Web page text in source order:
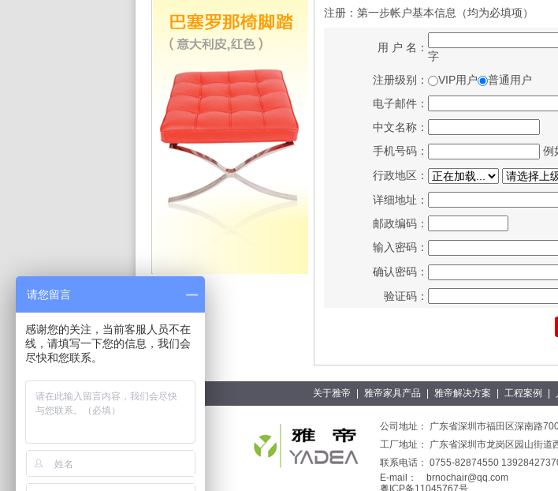
注册：第一步帐户基本信息（均为必填项）
用 户 名：
字
注册级别：
VIP用户
普通用户
电子邮件：
中文名称：
手机号码：
例
行政地区：
详细地址：
邮政编码：
输入密码：
确认密码：
验证码：
关于雅帝 雅帝家具产品 雅帝解决方案 工程案例
公司地址： 广东省深圳市福田区深南路
工厂地址： 广东省深圳市龙岗区园山街道
联系电话： 0755-82874550
E-mail： brnochair@qq.com
粤ICP备11045767号
请您留言
感谢您的关注，当前客服人员不在
线，请填写一下您的信息，我们会
尽快和您联系。